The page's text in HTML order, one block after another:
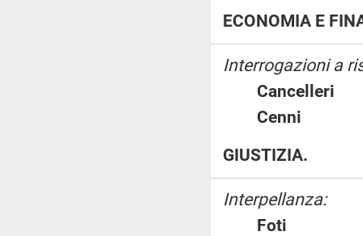
ECONOMIA E
Interrogazioni a
Cenni
GIUSTIZIA.
Interpellanza:
Foti